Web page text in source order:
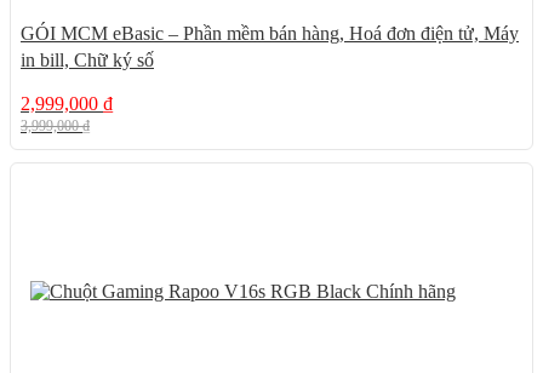
GÓI MCM eBasic – Phần mềm bán hàng, Hoá đơn điện tử, Máy
in bill, Chữ ký số
2,999,000 ₫
3,999,000₫